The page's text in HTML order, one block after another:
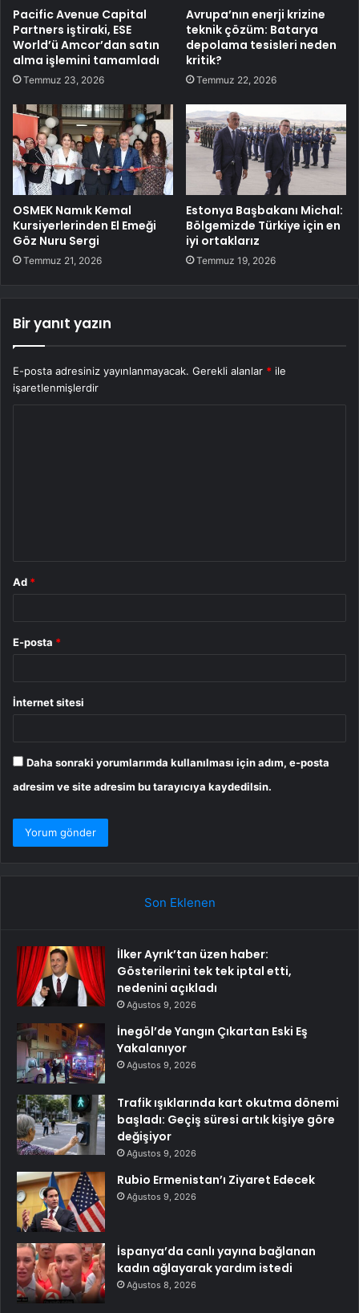
Pacific Avenue Capital
Partners iştiraki, ESE
World’ü Amcor’dan satın
alma işlemini tamamladı
Temmuz 23, 2026
Avrupa’nın enerji krizine
teknik çözüm: Batarya
depolama tesisleri neden
kritik?
Temmuz 22, 2026
OSMEK Namık Kemal
Kursiyerlerinden El Emeği
Göz Nuru Sergi
Temmuz 21, 2026
Estonya Başbakanı Michal:
Bölgemizde Türkiye için en
iyi ortaklarız
Temmuz 19, 2026
Bir yanıt yazın
E-posta adresiniz yayınlanmayacak. Gerekli alanlar * ile
işaretlenmişlerdir
Ad *
E-posta *
İnternet sitesi
Daha sonraki yorumlarımda kullanılması için adım, e-posta
adresim ve site adresim bu tarayıcıya kaydedilsin.
Son Eklenen
İlker Ayrık’tan üzen haber:
Gösterilerini tek tek iptal etti,
nedenini açıkladı
Ağustos 9, 2026
İnegöl’de Yangın Çıkartan Eski Eş
Yakalanıyor
Ağustos 9, 2026
Trafik ışıklarında kart okutma dönemi
başladı: Geçiş süresi artık kişiye göre
değişiyor
Ağustos 9, 2026
Rubio Ermenistan’ı Ziyaret Edecek
Ağustos 9, 2026
İspanya’da canlı yayına bağlanan
kadın ağlayarak yardım istedi
Ağustos 8, 2026